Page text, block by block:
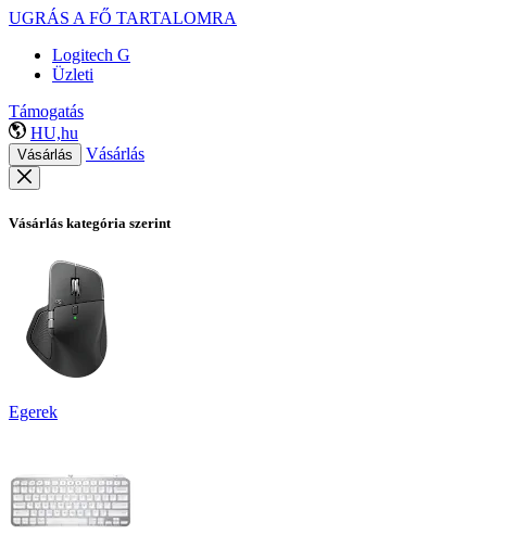
UGRÁS A FŐ TARTALOMRA
Logitech G
Üzleti
Támogatás
HU,hu
Vásárlás Vásárlás
Vásárlás kategória szerint
Egerek